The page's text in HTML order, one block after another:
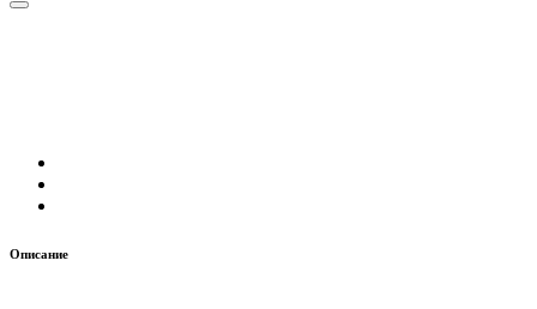
Описание